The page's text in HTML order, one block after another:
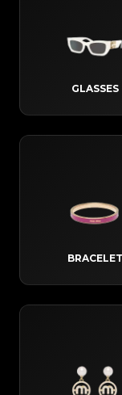
GLASSES
BRACELET